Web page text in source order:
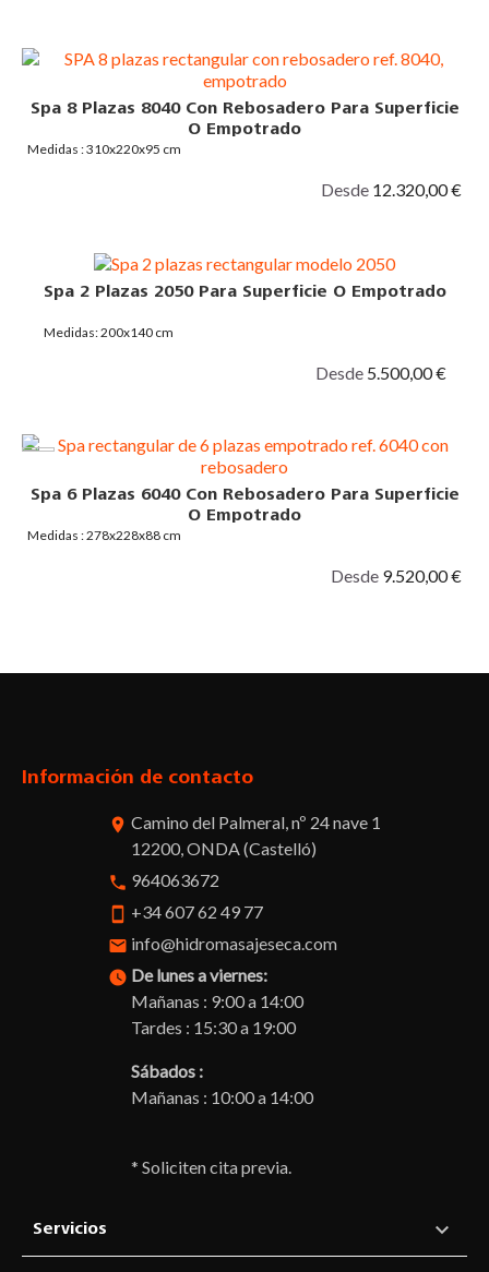
Spa 8 Plazas 8040 Con Rebosadero Para Superficie
O Empotrado
Medidas : 310x220x95 cm
Desde 12.320,00 €
Spa 2 Plazas 2050 Para Superficie O Empotrado
Medidas: 200x140 cm
Desde 5.500,00 €
Spa 6 Plazas 6040 Con Rebosadero Para Superficie
O Empotrado
Medidas : 278x228x88 cm
Desde 9.520,00 €
Información de contacto
room Camino del Palmeral, nº 24 nave 1
12200, ONDA (Castelló)
phone 964063672
smartphone +34 607 62 49 77
email info@hidromasajeseca.com
watch_later De lunes a viernes:
Mañanas : 9:00 a 14:00
Tardes : 15:30 a 19:00
Sábados :
Mañanas : 10:00 a 14:00
* Soliciten cita previa.
Servicios 